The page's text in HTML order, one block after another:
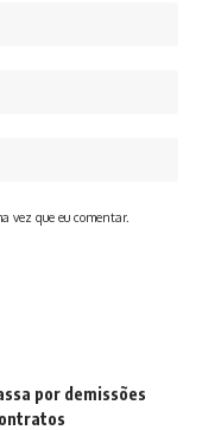
vez que eu comentar.
por demissões